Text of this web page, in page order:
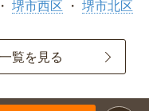
堺市西区 堺市北区
覧を見る